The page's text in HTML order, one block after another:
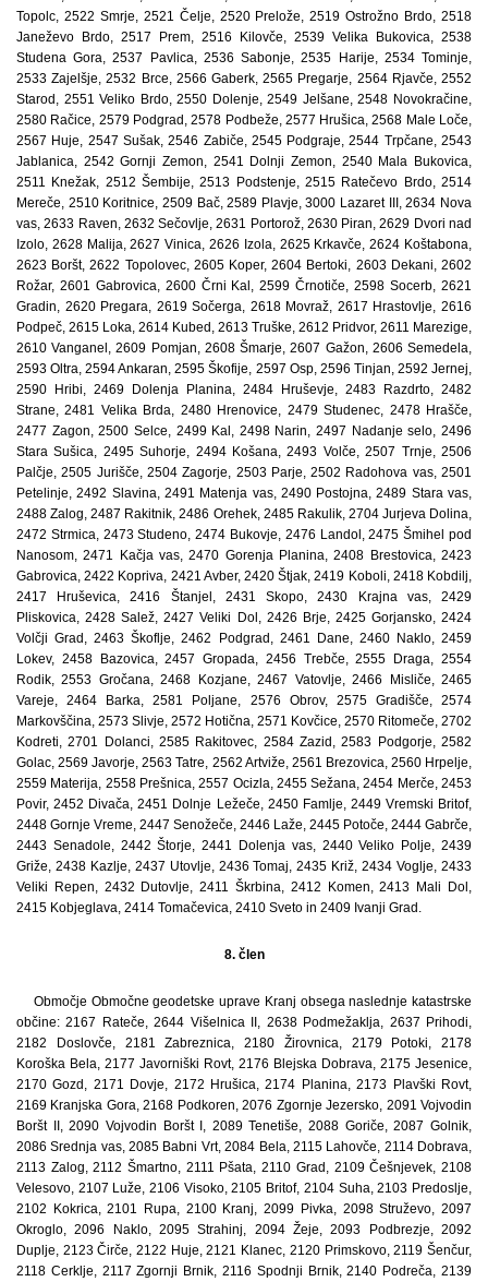
Topolc, 2522 Smrje, 2521 Čelje, 2520 Prelože, 2519 Ostrožno Brdo, 2518
Janeževo Brdo, 2517 Prem, 2516 Kilovče, 2539 Velika Bukovica, 2538
Studena Gora, 2537 Pavlica, 2536 Sabonje, 2535 Harije, 2534 Tominje,
2533 Zajelšje, 2532 Brce, 2566 Gaberk, 2565 Pregarje, 2564 Rjavče, 2552
Starod, 2551 Veliko Brdo, 2550 Dolenje, 2549 Jelšane, 2548 Novokračine,
2580 Račice, 2579 Podgrad, 2578 Podbeže, 2577 Hrušica, 2568 Male Loče,
2567 Huje, 2547 Sušak, 2546 Zabiče, 2545 Podgraje, 2544 Trpčane, 2543
Jablanica, 2542 Gornji Zemon, 2541 Dolnji Zemon, 2540 Mala Bukovica,
2511 Knežak, 2512 Šembije, 2513 Podstenje, 2515 Ratečevo Brdo, 2514
Mereče, 2510 Koritnice, 2509 Bač, 2589 Plavje, 3000 Lazaret III, 2634 Nova
vas, 2633 Raven, 2632 Sečovlje, 2631 Portorož, 2630 Piran, 2629 Dvori nad
Izolo, 2628 Malija, 2627 Vinica, 2626 Izola, 2625 Krkavče, 2624 Koštabona,
2623 Boršt, 2622 Topolovec, 2605 Koper, 2604 Bertoki, 2603 Dekani, 2602
Rožar, 2601 Gabrovica, 2600 Črni Kal, 2599 Črnotiče, 2598 Socerb, 2621
Gradin, 2620 Pregara, 2619 Sočerga, 2618 Movraž, 2617 Hrastovlje, 2616
Podpeč, 2615 Loka, 2614 Kubed, 2613 Truške, 2612 Pridvor, 2611 Marezige,
2610 Vanganel, 2609 Pomjan, 2608 Šmarje, 2607 Gažon, 2606 Semedela,
2593 Oltra, 2594 Ankaran, 2595 Škofije, 2597 Osp, 2596 Tinjan, 2592 Jernej,
2590 Hribi, 2469 Dolenja Planina, 2484 Hruševje, 2483 Razdrto, 2482
Strane, 2481 Velika Brda, 2480 Hrenovice, 2479 Studenec, 2478 Hrašče,
2477 Zagon, 2500 Selce, 2499 Kal, 2498 Narin, 2497 Nadanje selo, 2496
Stara Sušica, 2495 Suhorje, 2494 Košana, 2493 Volče, 2507 Trnje, 2506
Palčje, 2505 Jurišče, 2504 Zagorje, 2503 Parje, 2502 Radohova vas, 2501
Petelinje, 2492 Slavina, 2491 Matenja vas, 2490 Postojna, 2489 Stara vas,
2488 Zalog, 2487 Rakitnik, 2486 Orehek, 2485 Rakulik, 2704 Jurjeva Dolina,
2472 Strmica, 2473 Studeno, 2474 Bukovje, 2476 Landol, 2475 Šmihel pod
Nanosom, 2471 Kačja vas, 2470 Gorenja Planina, 2408 Brestovica, 2423
Gabrovica, 2422 Kopriva, 2421 Avber, 2420 Štjak, 2419 Koboli, 2418 Kobdilj,
2417 Hruševica, 2416 Štanjel, 2431 Skopo, 2430 Krajna vas, 2429
Pliskovica, 2428 Salež, 2427 Veliki Dol, 2426 Brje, 2425 Gorjansko, 2424
Volčji Grad, 2463 Škoflje, 2462 Podgrad, 2461 Dane, 2460 Naklo, 2459
Lokev, 2458 Bazovica, 2457 Gropada, 2456 Trebče, 2555 Draga, 2554
Rodik, 2553 Gročana, 2468 Kozjane, 2467 Vatovlje, 2466 Misliče, 2465
Vareje, 2464 Barka, 2581 Poljane, 2576 Obrov, 2575 Gradišče, 2574
Markovščina, 2573 Slivje, 2572 Hotična, 2571 Kovčice, 2570 Ritomeče, 2702
Kodreti, 2701 Dolanci, 2585 Rakitovec, 2584 Zazid, 2583 Podgorje, 2582
Golac, 2569 Javorje, 2563 Tatre, 2562 Artviže, 2561 Brezovica, 2560 Hrpelje,
2559 Materija, 2558 Prešnica, 2557 Ocizla, 2455 Sežana, 2454 Merče, 2453
Povir, 2452 Divača, 2451 Dolnje Ležeče, 2450 Famlje, 2449 Vremski Britof,
2448 Gornje Vreme, 2447 Senožeče, 2446 Laže, 2445 Potoče, 2444 Gabrče,
2443 Senadole, 2442 Štorje, 2441 Dolenja vas, 2440 Veliko Polje, 2439
Griže, 2438 Kazlje, 2437 Utovlje, 2436 Tomaj, 2435 Križ, 2434 Voglje, 2433
Veliki Repen, 2432 Dutovlje, 2411 Škrbina, 2412 Komen, 2413 Mali Dol,
2415 Kobjeglava, 2414 Tomačevica, 2410 Sveto in 2409 Ivanji Grad.
8. člen
Območje Območne geodetske uprave Kranj obsega naslednje katastrske
občine: 2167 Rateče, 2644 Višelnica II, 2638 Podmežaklja, 2637 Prihodi,
2182 Doslovče, 2181 Zabreznica, 2180 Žirovnica, 2179 Potoki, 2178
Koroška Bela, 2177 Javorniški Rovt, 2176 Blejska Dobrava, 2175 Jesenice,
2170 Gozd, 2171 Dovje, 2172 Hrušica, 2174 Planina, 2173 Plavški Rovt,
2169 Kranjska Gora, 2168 Podkoren, 2076 Zgornje Jezersko, 2091 Vojvodin
Boršt II, 2090 Vojvodin Boršt I, 2089 Tenetiše, 2088 Goriče, 2087 Golnik,
2086 Srednja vas, 2085 Babni Vrt, 2084 Bela, 2115 Lahovče, 2114 Dobrava,
2113 Zalog, 2112 Šmartno, 2111 Pšata, 2110 Grad, 2109 Češnjevek, 2108
Velesovo, 2107 Luže, 2106 Visoko, 2105 Britof, 2104 Suha, 2103 Predoslje,
2102 Kokrica, 2101 Rupa, 2100 Kranj, 2099 Pivka, 2098 Struževo, 2097
Okroglo, 2096 Naklo, 2095 Strahinj, 2094 Žeje, 2093 Podbrezje, 2092
Duplje, 2123 Čirče, 2122 Huje, 2121 Klanec, 2120 Primskovo, 2119 Šenčur,
2118 Cerklje, 2117 Zgornji Brnik, 2116 Spodnji Brnik, 2140 Podreča, 2139